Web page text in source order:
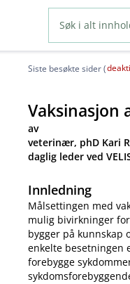
Siste besøkte sider (
Vaksinasjon
av
veterinær, phD Kari
daglig leder ved
Innledning
Målsettingen med
mulig bivirkninger
bygger på kunnskap
enkelte besetningen
forebygge